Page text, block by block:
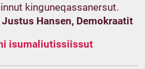
kinguneqassanersut.
Hansen, Demokraatit
isumaliutissiissut